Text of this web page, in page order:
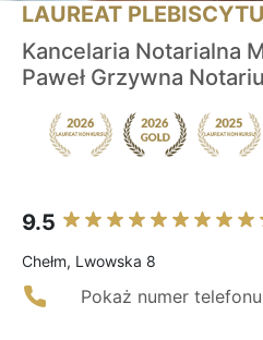
LAUREAT
Kancelaria Notarialna
Paweł Grzywna
9.5
Chełm, Lwowska 8
Pokaż numer telefonu